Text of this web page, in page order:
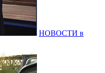
НОВОСТИ в